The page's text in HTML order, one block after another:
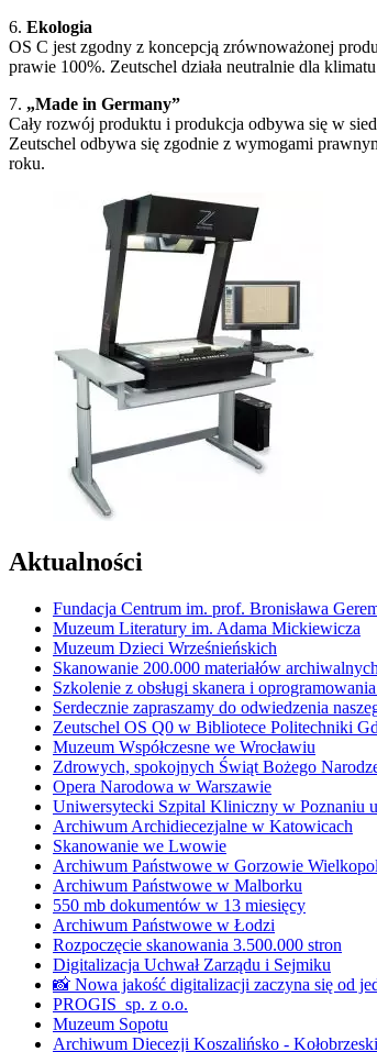
6. Ekologia
OS C jest zgodny z koncepcją zrównoważonej
prawie 100%. Zeutschel działa neutralnie dla
7. „Made in Germany”
Cały rozwój produktu i produkcja odbywa się w
Zeutschel odbywa się zgodnie z wymogami
roku.
Aktualności
Fundacja Centrum im. prof. Bronisława
Muzeum Literatury im. Adama Mickiewicza
Muzeum Dzieci Wrześnieńskich
Skanowanie 200.000 materiałów archiwalnych
Szkolenie z obsługi skanera i
Serdecznie zapraszamy do odwiedzenia
Zeutschel OS Q0 w Bibliotece Politechniki
Muzeum Współczesne we Wrocławiu
Zdrowych, spokojnych Świąt Bożego
Opera Narodowa w Warszawie
Uniwersytecki Szpital Kliniczny w Poznaniu
Archiwum Archidiecezjalne w Katowicach
Skanowanie we Lwowie
Archiwum Państwowe w Gorzowie
Archiwum Państwowe w Malborku
550 mb dokumentów w 13 miesięcy
Archiwum Państwowe w Łodzi
Rozpoczęcie skanowania 3.500.000 stron
Digitalizacja Uchwał Zarządu i Sejmiku
📸 Nowa jakość digitalizacji zaczyna się od
PROGIS sp. z o.o.
Muzeum Sopotu
Archiwum Diecezji Koszalińsko -